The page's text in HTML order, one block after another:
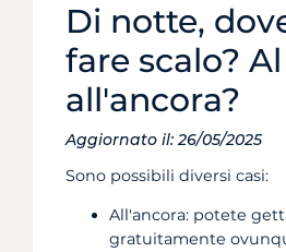
Di notte,
fare scalo?
all'ancora?
Aggiornato il: 26/05/2025
Sono possibili diversi casi:
All'ancora: potete
gratuitamente